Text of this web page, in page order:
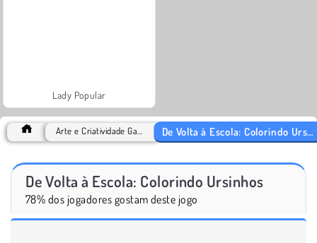
Lady Popular
De Volta à Escola: Colorindo Ursinhos
78% dos jogadores gostam deste jogo